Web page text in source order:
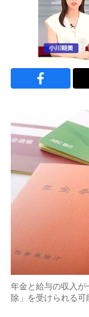
年金と給与の収入
除」を受けられる可